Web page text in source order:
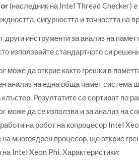
(наследник на Intel Thread Checker)
сигурността и точността на
други инструменти за анализ на
използвайте стандартното си
може да открие както грешки в
анализ на една обща памет система
Резултатите се сортират по
може да се използва и за анализ на
на робот на копроцесор Intel
многоядрен процесор, ще открие
на Intel Xeon Phi. Характеристики: